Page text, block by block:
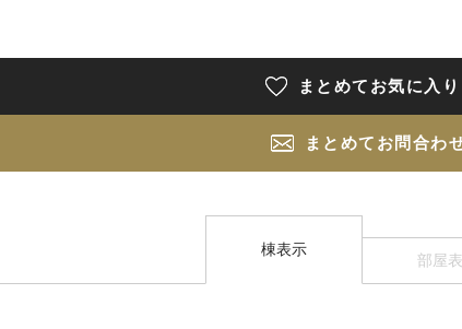
まとめてお気に入り
まとめてお問合わ
棟表示
部屋